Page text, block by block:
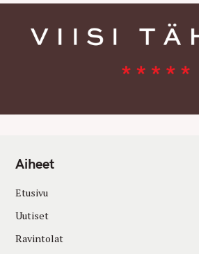
Aiheet
Etusivu
Uutiset
Ravintolat